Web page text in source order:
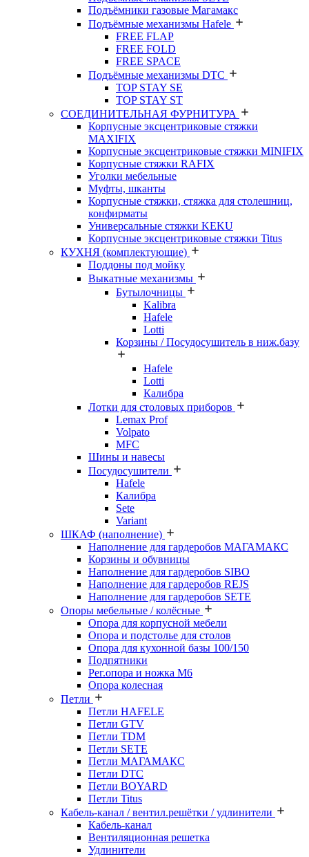
Подъёмники газовые Магамакс
Подъёмные механизмы Hafele
FREE FLAP
FREE FOLD
FREE SPACE
Подъёмные механизмы DTC
TOP STAY SE
TOP STAY ST
СОЕДИНИТЕЛЬНАЯ ФУРНИТУРА
Корпусные эксцентриковые стяжки
MAXIFIX
Корпусные эксцентриковые стяжки MINIFIX
Корпусные стяжки RAFIX
Уголки мебельные
Муфты, шканты
Корпусные стяжки, стяжка для столешниц,
конфирматы
Универсальные стяжки KEKU
Корпусные эксцентриковые стяжки Titus
КУХНЯ (комплектующие)
Поддоны под мойку
Выкатные механизмы
Бутылочницы
Kalibra
Hafele
Lotti
Корзины / Посудосушитель в ниж.базу
Hafele
Lotti
Калибра
Лотки для столовых приборов
Lemax Prof
Volpato
MFC
Шины и навесы
Посудосушители
Hafele
Калибра
Sete
Variant
ШКАФ (наполнение)
Наполнение для гардеробов МАГАМАКС
Корзины и обувницы
Наполнение для гардеробов SIBO
Наполнение для гардеробов REJS
Наполнение для гардеробов SETE
Опоры мебельные / колёсные
Опора для корпусной мебели
Опора и подстолье для столов
Опора для кухонной базы 100/150
Подпятники
Рег.опора и ножка М6
Опора колесная
Петли
Петли HAFELE
Петли GTV
Петли TDM
Петли SETE
Петли МАГАМАКС
Петли DTC
Петли BOYARD
Петли Titus
Кабель-канал / вентил.решётки / удлинители
Кабель-канал
Вентиляционная решетка
Удлинители